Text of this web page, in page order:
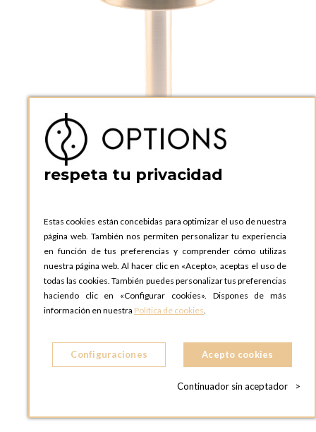
AÑADIR A LA CESTA
Lámpara de cúpula Ø 8,8 cm H 21,2 cm
respeta tu privacidad
Estas cookies están concebidas para optimizar el uso de nuestra
página web. También nos permiten personalizar tu experiencia
en función de tus preferencias y comprender cómo utilizas
nuestra página web. Al hacer clic en «Acepto», aceptas el uso de
todas las cookies. También puedes personalizar tus preferencias
haciendo clic en «Configurar cookies». Dispones de más
información en nuestra Política de cookies.
Configuraciones Acepto cookies
Continuador sin aceptador >